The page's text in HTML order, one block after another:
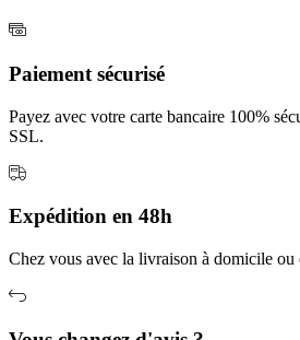
Paiement sécurisé
Payez avec votre carte bancaire 100%
SSL.
Expédition en 48h
Chez vous avec la livraison à domicile ou